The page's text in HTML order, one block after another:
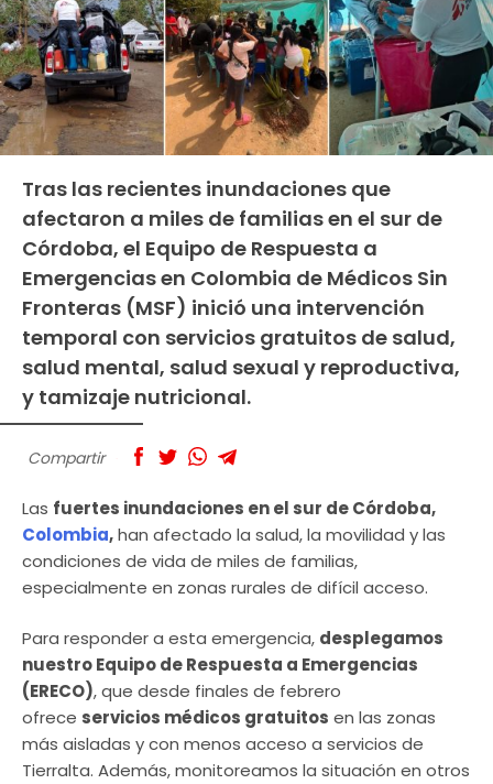
Tras las recientes inundaciones que
afectaron a miles de familias en el sur de
Córdoba, el Equipo de Respuesta a
Emergencias en Colombia de Médicos Sin
Fronteras (MSF) inició una intervención
temporal con servicios gratuitos de salud,
salud mental, salud sexual y reproductiva,
y tamizaje nutricional.
Compartir
Las fuertes inundaciones en el sur de Córdoba,
Colombia,han afectado la salud, la movilidad y las
condiciones de vida de miles de familias,
especialmente en zonas rurales de difícil acceso.
Para responder a esta emergencia, desplegamos
nuestro Equipo de Respuesta a Emergencias
(ERECO), que desde finales de febrero
ofrece servicios médicos gratuitos en las zonas
más aisladas y con menos acceso a servicios de
Tierralta. Además, monitoreamos la situación en otros